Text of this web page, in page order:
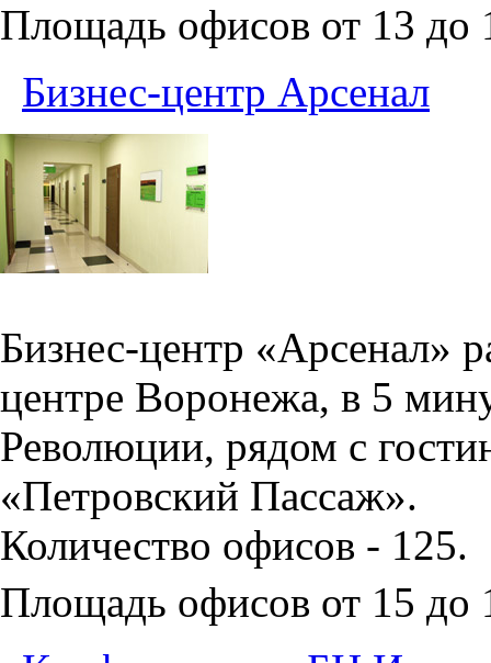
Площадь офисов от 13 до
Бизнес-центр Арсенал
Бизнес-центр «Арсенал»
центре Воронежа, в 5
Революции, рядом с
«Петровский Пассаж».
Количество офисов - 125.
Площадь офисов от 15 до